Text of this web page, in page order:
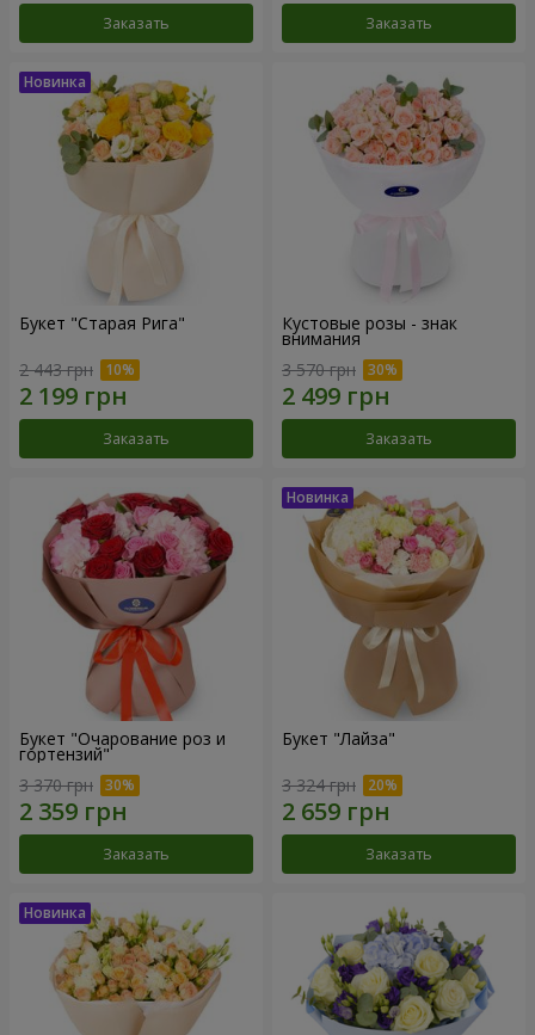
Заказать Заказать
Букет "Старая Рига"
2 443 грн
Заказать
Кустовые розы - знак
внимания
3 570 грн
Заказать
Букет "Очарование роз и
гортензий"
3 370 грн
Заказать
Букет "Лайза"
3 324 грн
Заказать